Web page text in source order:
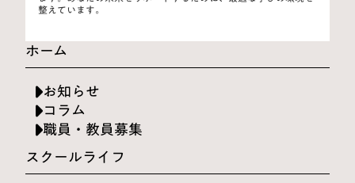
整えています。
ホーム
お知らせ
コラム
職員・教員募集
スクールライフ